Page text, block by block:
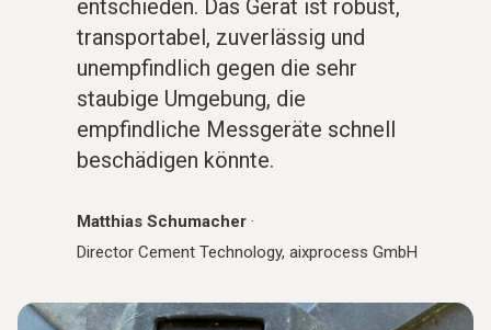
entschieden. Das Gerät ist robust,
transportabel, zuverlässig und
unempfindlich gegen die sehr
staubige Umgebung, die
empfindliche Messgeräte schnell
beschädigen könnte.
Matthias Schumacher ·
Director Cement Technology, aixprocess GmbH